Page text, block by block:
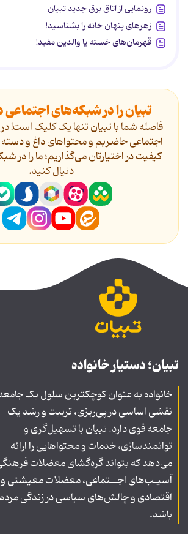
رونمایی از اتاق برق جدید تبیان
زهرهای پنهان خانه را بشناسید!
قهرمان‌های خسته یا والدین مفید!
تبیان را در شبکه‌های اجتماعی
فاصله شما با تبیان تنها یک کلیک است!
اجتماعی حاضریم و محتواهای داغ و دسته
کیفیت در اختیارتان می‌گذاریم؛ ما را در
دنیال کنید.
تبیان؛ دستیار خانواده
خانواده به عنوان کوچکترین سلول یک
نقشی اساسی در پی‌ریزی، تربیت و رشد یک
جامعه قوی دارد. تبیان با تسهیل‌گری و
توانمندسازی، خدمات و محتواهایی را ارائه
می‌دهد که بتواند گره‌گشای معضلات
آسیـب‌های اجــتماعی، معضلات معیشتی و
اقتصادی و چالش‌های سیاسی در زندگی
باشد.